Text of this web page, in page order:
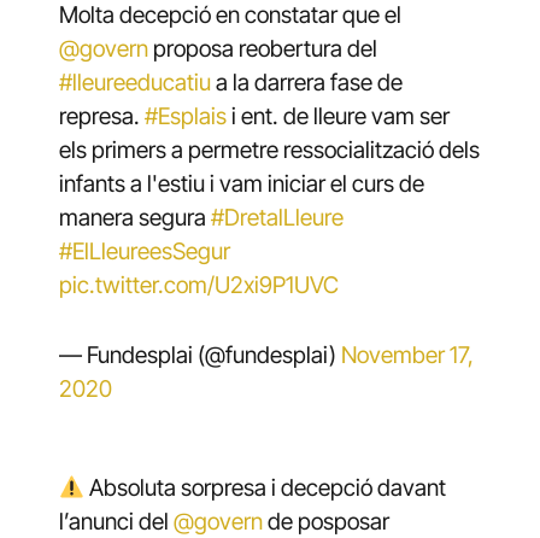
Molta decepció en constatar que el
@governproposa reobertura del
#lleureeducatiua la darrera fase de
represa. #Esplaisi ent. de lleure vam ser
els primers a permetre ressocialització dels
infants a l'estiu i vam iniciar el curs de
manera segura #DretalLleure
#ElLleureesSegur
pic.twitter.com/U2xi9P1UVC
— Fundesplai (@fundesplai) November 17,
2020
Absoluta sorpresa i decepció davant
l’anunci del @governde posposar